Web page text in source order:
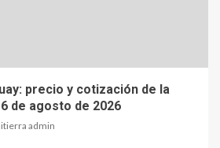
precio y cotización de la
de agosto de 2026
admin